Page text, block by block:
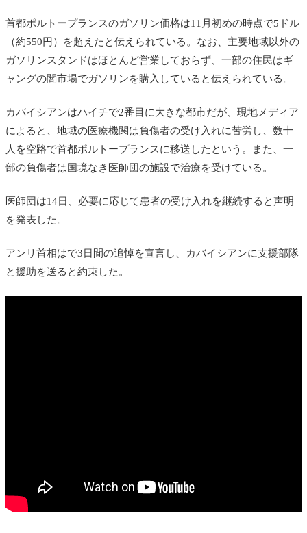
首都ポルトープランスのガソリン価格は11月初めの時点で5ドル
（約550円）を超えたと伝えられている。なお、主要地域以外の
ガソリンスタンドはほとんど営業しておらず、一部の住民はギ
ャングの闇市場でガソリンを購入していると伝えられている。
カバイシアンはハイチで2番目に大きな都市だが、現地メディア
によると、地域の医療機関は負傷者の受け入れに苦労し、数十
人を空路で首都ポルトープランスに移送したという。また、一
部の負傷者は国境なき医師団の施設で治療を受けている。
医師団は14日、必要に応じて患者の受け入れを継続すると声明
を発表した。
アンリ首相はで3日間の追悼を宣言し、カバイシアンに支援部隊
と援助を送ると約束した。